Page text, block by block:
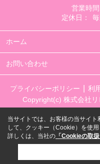
営業時間
定休日：
ホーム
お問い合わせ
プライバシーポリシー 利
Copyright(c) 株式会社
当サイトでは、お客様の当サイ
して、クッキー（Cookie）を使用
詳しくは、当社の 「Cookieの取